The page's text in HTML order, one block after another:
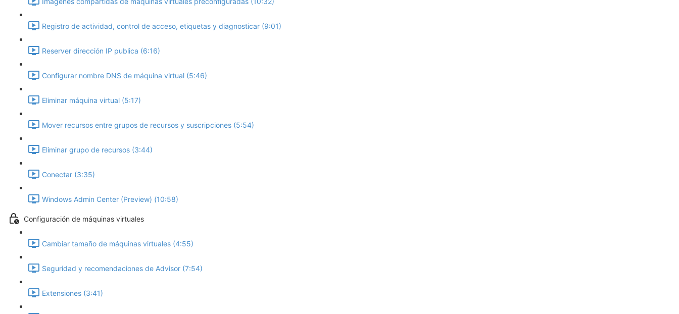
Registro de actividad, control de acceso, etiquetas y diagnosticar (9:01)
Reserver dirección IP publica (6:16)
Configurar nombre DNS de máquina virtual (5:46)
Eliminar máquina virtual (5:17)
Mover recursos entre grupos de recursos y suscripciones (5:54)
Eliminar grupo de recursos (3:44)
Conectar (3:35)
Windows Admin Center (Preview) (10:58)
Configuración de máquinas virtuales
Cambiar tamaño de máquinas virtuales (4:55)
Seguridad y recomendaciones de Advisor (7:54)
Extensiones (3:41)